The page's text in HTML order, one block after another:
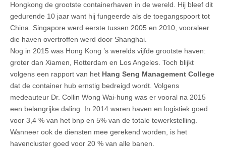
Hongkong de grootste containerhaven in de wereld. Hij bleef dit
gedurende 10 jaar want hij fungeerde als de toegangspoort tot
China. Singapore werd eerste tussen 2005 en 2010, vooraleer
die haven overtroffen werd door Shanghai.
Nog in 2015 was Hong Kong ’s werelds vijfde grootste haven:
groter dan Xiamen, Rotterdam en Los Angeles. Toch blijkt
volgens een rapport van het Hang Seng Management College
dat de container hub ernstig bedreigd wordt. Volgens
medeauteur Dr. Collin Wong Wai-hung was er vooral na 2015
een belangrijke daling. In 2014 waren haven en logistiek goed
voor 3,4 % van het bnp en 5% van de totale tewerkstelling.
Wanneer ook de diensten mee gerekend worden, is het
havencluster goed voor 20 % van alle banen.